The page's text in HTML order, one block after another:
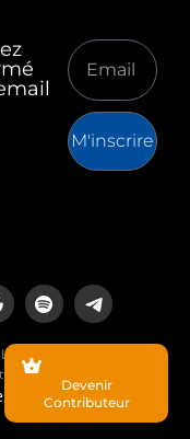
M'inscrire
est un média
ses lecteurs.
Devenir
Contributeur